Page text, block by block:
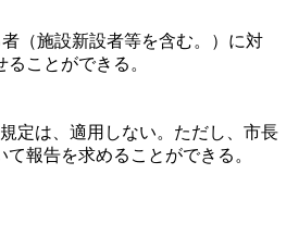
（施設新設者等を含む。）に対
ことができる。
定は、適用しない。ただし、市長
報告を求めることができる。